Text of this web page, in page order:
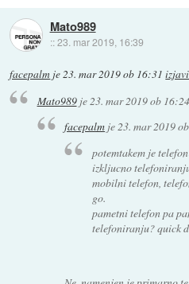
Mato989
::23. mar 2019, 16:39
facepalm je23. mar 2019 ob 16:31
Mato989je 23. mar 2019 ob 16:24
facepalm je23. mar 2019
potemtakem je
izkljucno
mobilni telefon,
go.
pametni telefon pa
telefoniranju? quick